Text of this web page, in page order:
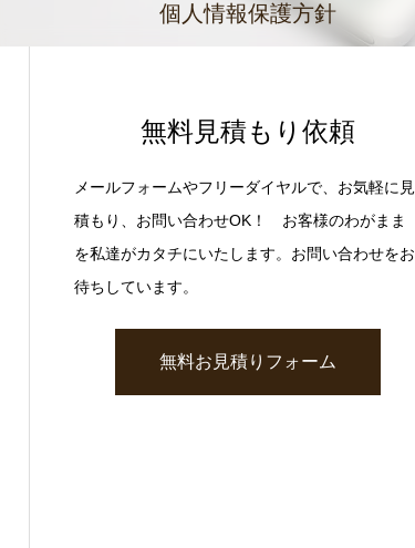
個人情報保護方針
無料見積もり依頼
メールフォームやフリーダイヤルで、お気軽に見
積もり、お問い合わせOK！ お客様のわがまま
を私達がカタチにいたします。お問い合わせをお
待ちしています。
無料お見積りフォーム